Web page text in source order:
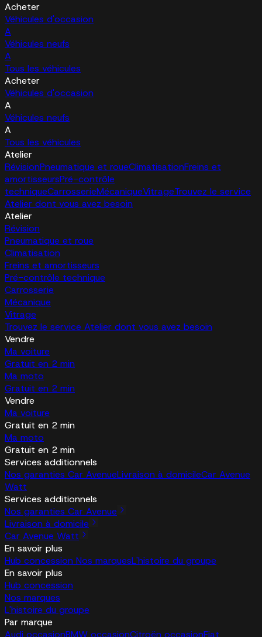
Acheter
Véhicules d'occasion
A
Véhicules neufs
A
Tous les véhicules
Acheter
Véhicules d'occasion
A
Véhicules neufs
A
Tous les véhicules
Atelier
RévisionPneumatique et roueClimatisationFreins et
amortisseursPré-contrôle
techniqueCarrosserieMécaniqueVitrageTrouvez le service
Atelier dont vous avez besoin
Atelier
Révision
Pneumatique et roue
Climatisation
Freins et amortisseurs
Pré-contrôle technique
Carrosserie
Mécanique
Vitrage
Trouvez le service Atelier dont vous avez besoin
Vendre
Ma voiture
Gratuit en 2 min
Ma moto
Gratuit en 2 min
Vendre
Ma voiture
Gratuit en 2 min
Ma moto
Gratuit en 2 min
Services additionnels
Nos garanties Car AvenueLivraison à domicileCar Avenue
Watt
Services additionnels
Nos garanties Car Avenue
Livraison à domicile
Car Avenue Watt
En savoir plus
Hub concession Nos marquesL'histoire du groupe
En savoir plus
Hub concession
Nos marques
L'histoire du groupe
Par marque
Audi occasionBMW occasionCitroën occasionFiat